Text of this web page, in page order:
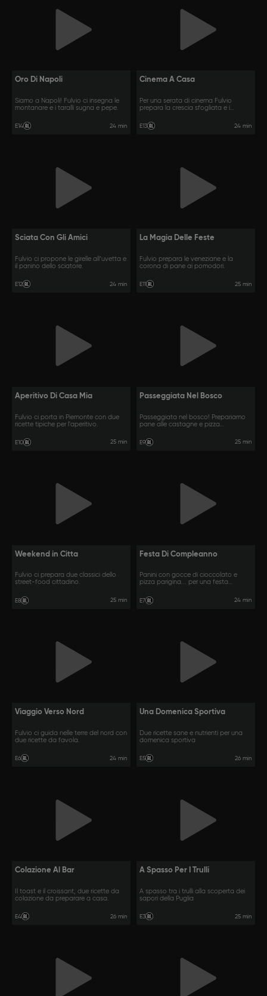
Oro Di Napoli
Siamo a Napoli! Fulvio ci insegna le
montanare e i taralli sugna e pepe.
E14 24 min
Cinema A Casa
Per una serata di cinema Fulvio
prepara la crescia sfogliata e i
E13 24 min
Sciata Con Gli Amici
Fulvio ci propone le girelle all’uvetta e
il panino dello sciatore.
E12 24 min
La Magia Delle Feste
Fulvio prepara le veneziane e la
corona di pane ai pomodori.
E11 25 min
Aperitivo Di Casa Mia
Fulvio ci porta in Piemonte con due
ricette tipiche per l'aperitivo.
E10 25 min
Passeggiata Nel Bosco
Passeggiata nel bosco! Prepariamo
pane alle castagne e pizza
E9 25 min
Weekend in Citta
Fulvio ci prepara due classici dello
street-food cittadino.
E8 25 min
Festa Di Compleanno
Panini con gocce di cioccolato e
pizza parigina... per una festa
E7 24 min
Viaggio Verso Nord
Fulvio ci guida nelle terre del nord con
due ricette da favola.
E6 24 min
Una Domenica Sportiva
Due ricette sane e nutrienti per una
domenica sportiva
E5 26 min
Colazione Al Bar
Il toast e il croissant, due ricette da
colazione da preparare a casa.
E4 26 min
A Spasso Per I Trulli
A spasso tra i trulli alla scoperta dei
sapori della Puglia
E3 25 min